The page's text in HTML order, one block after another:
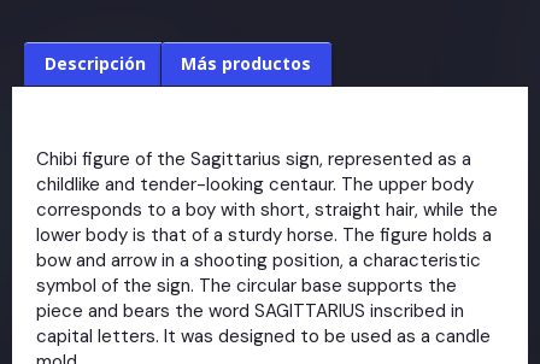
Descripción Más productos
Chibi figure of the Sagittarius sign, represented as a
childlike and tender-looking centaur. The upper body
corresponds to a boy with short, straight hair, while the
lower body is that of a sturdy horse. The figure holds a
bow and arrow in a shooting position, a characteristic
symbol of the sign. The circular base supports the
piece and bears the word SAGITTARIUS inscribed in
capital letters. It was designed to be used as a candle